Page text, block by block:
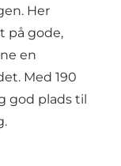
Her
på gode,
en
Med 190
god plads til